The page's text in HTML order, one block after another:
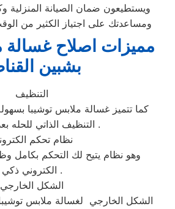
ويستطيعون ضمان الصيانة المنزلية
ومساعدتك على اجتياز الكثير من
مميزات اصلاح غسالة
بشبين
التنظيف
كما تتميز غسالة ملابس توشيبا
التنظيف الذاتي للحله بعد الغسيل .
نظام تحكم
وهو نظام يتيح لك التحكم بكامل
الكتروني ذكي .
الشكل الخارجي
الشكل الخارجي لغسالة ملابس توشيبا